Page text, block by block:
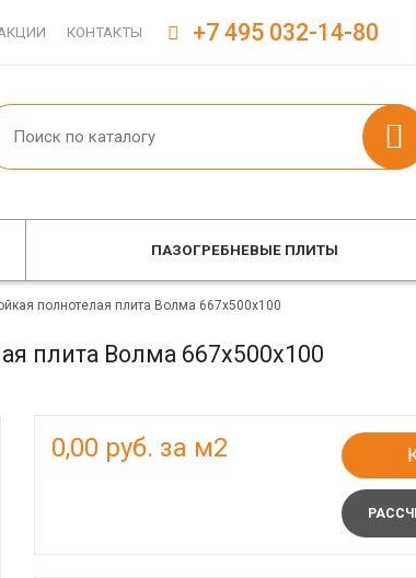
КОНТАКТЫ +7 495 032-14-80
ПАЗОГРЕБНЕВЫЕ ПЛИТЫ
полнотелая плита Волма 667х500х100
плита Волма 667х500х100
0,00 руб. за м2